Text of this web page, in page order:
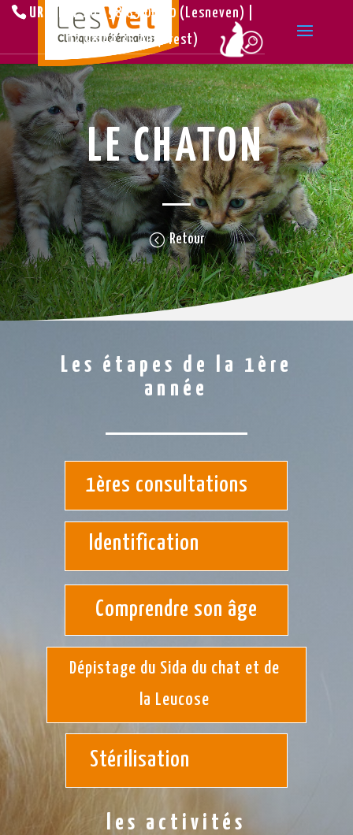
URGENCE : 02.98.83.00.10 (Lesneven) |
02.98.44.35.40 (Brest)
LE CHATON
Retour
Les étapes de la 1ère
année
1ères consultations
Identification
Comprendre son âge
Dépistage du Sida du chat et de
la Leucose
Stérilisation
les activités